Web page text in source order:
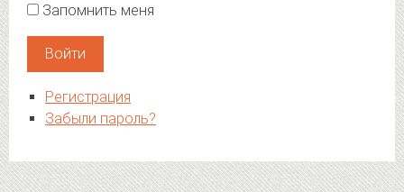
Запомнить меня
Войти
Регистрация
Забыли пароль?